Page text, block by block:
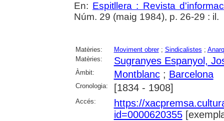
En: Espitllera : Revista
Núm. 29 (maig 1984), p. 26-29 : il.
Matèries: Moviment obrer; Sindicalistes ;
Matèries:
Sugranyes Espanyol,
Àmbit: Montblanc; Barcelona
Cronologia: [1834 - 1908]
Accés:
https://
id=0000620355